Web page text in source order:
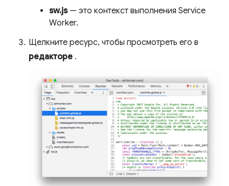
sw.js— это контекст выполнения Service
Worker.
Щелкните ресурс, чтобы просмотреть его в
редакторе .